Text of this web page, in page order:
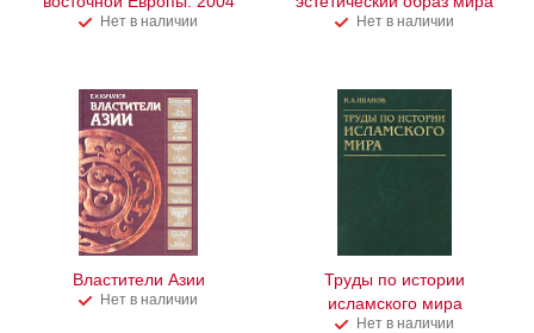
Нет в наличии Нет в наличии
Властители Азии
Нет в наличии
Труды по истории
исламского мира
Нет в наличии